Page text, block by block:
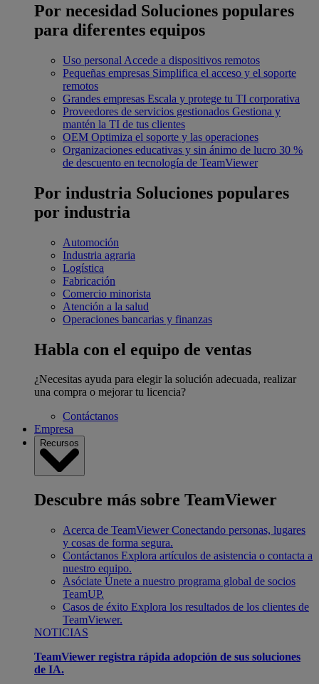
Por necesidad Soluciones populares
para diferentes equipos
Uso personal Accede a dispositivos remotos
Pequeñas empresas Simplifica el acceso y el soporte
remotos
Grandes empresas Escala y protege tu TI corporativa
Proveedores de servicios gestionados Gestiona y
mantén la TI de tus clientes
OEM Optimiza el soporte y las operaciones
Organizaciones educativas y sin ánimo de lucro 30 %
de descuento en tecnología de TeamViewer
Por industria Soluciones populares
por industria
Automoción
Industria agraria
Logística
Fabricación
Comercio minorista
Atención a la salud
Operaciones bancarias y finanzas
Habla con el equipo de ventas
¿Necesitas ayuda para elegir la solución adecuada, realizar
una compra o mejorar tu licencia?
Contáctanos
Empresa
Recursos
Descubre más sobre TeamViewer
Acerca de TeamViewer Conectando personas, lugares
y cosas de forma segura.
Contáctanos Explora artículos de asistencia o contacta a
nuestro equipo.
Asóciate Únete a nuestro programa global de socios
TeamUP.
Casos de éxito Explora los resultados de los clientes de
TeamViewer.
NOTICIAS
TeamViewer registra rápida adopción de sus soluciones
de IA.